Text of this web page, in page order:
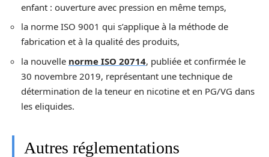
enfant : ouverture avec pression en même temps,
la norme ISO 9001 qui s’applique à la méthode de
fabrication et à la qualité des produits,
la nouvelle norme ISO 20714, publiée et confirmée le
30 novembre 2019, représentant une technique de
détermination de la teneur en nicotine et en PG/VG dans
les eliquides.
Autres réglementations